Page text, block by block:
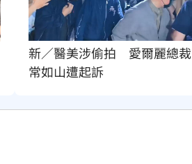
新／醫美涉偷拍　愛爾麗總裁
常如山遭起訴